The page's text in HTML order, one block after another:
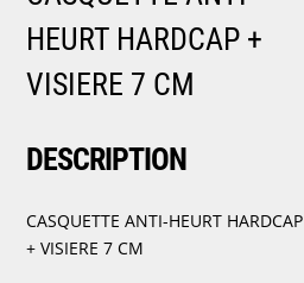
HEURT HARDCAP +
VISIERE 7 CM
DESCRIPTION
CASQUETTE ANTI-HEURT HARDCAP
+ VISIERE 7 CM